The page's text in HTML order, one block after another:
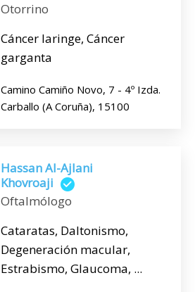
Otorrino
Cáncer laringe, Cáncer
garganta
Camino Camiño Novo, 7 - 4º Izda.
Carballo (A Coruña), 15100
Hassan Al-Ajlani
Khovroaji
Oftalmólogo
Cataratas, Daltonismo,
Degeneración macular,
Estrabismo, Glaucoma, ...